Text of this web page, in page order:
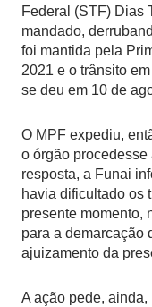
Federal (STF) Dias
mandado,
foi mantida pela
2021 e o trânsito
se deu em 10 de
O MPF expediu,
o órgão
resposta, a Funai
havia dificultado os
presente momento,
para a demarcação
ajuizamento da
A ação pede,